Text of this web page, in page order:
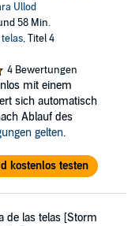
Ullod
58 Min.
telas, Titel 4
4 Bewertungen
mit einem
sich automatisch
Ablauf des
gelten.
kostenlos testen
de las telas [Storm